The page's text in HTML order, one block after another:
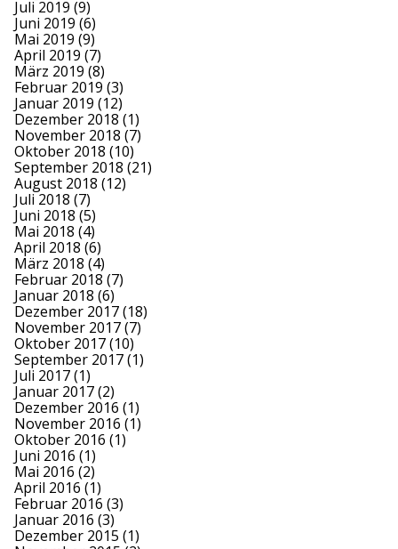
Juli 2019 (9)
Juni 2019 (6)
Mai 2019 (9)
April 2019 (7)
März 2019 (8)
Februar 2019 (3)
Januar 2019 (12)
Dezember 2018 (1)
November 2018 (7)
Oktober 2018 (10)
September 2018 (21)
August 2018 (12)
Juli 2018 (7)
Juni 2018 (5)
Mai 2018 (4)
April 2018 (6)
März 2018 (4)
Februar 2018 (7)
Januar 2018 (6)
Dezember 2017(18)
November 2017(7)
Oktober 2017(10)
September 2017(1)
Juli 2017(1)
Januar 2017(2)
Dezember 2016 (1)
November 2016 (1)
Oktober 2016 (1)
Juni 2016 (1)
Mai 2016 (2)
April 2016 (1)
Februar 2016 (3)
Januar 2016 (3)
Dezember 2015 (1)